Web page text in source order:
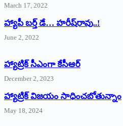
March 17, 2022
హ్యాపీ బర్త్ ‌డే… హరీష్‌రావు..!
June 2, 2022
హ్యాట్రిక్‌ ‌సీఎంగా కేసీఆర్‌
December 2, 2023
హ్యాట్రిక్‌ విజయం సాధించబోతున్నాం
May 18, 2024